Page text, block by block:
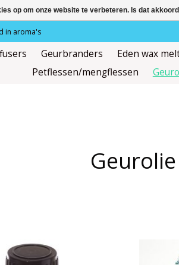
in aroma's
Geurbranders Eden wax
Petflessen/mengflessen
Geurolie
op om onze website te verbeteren. Is dat